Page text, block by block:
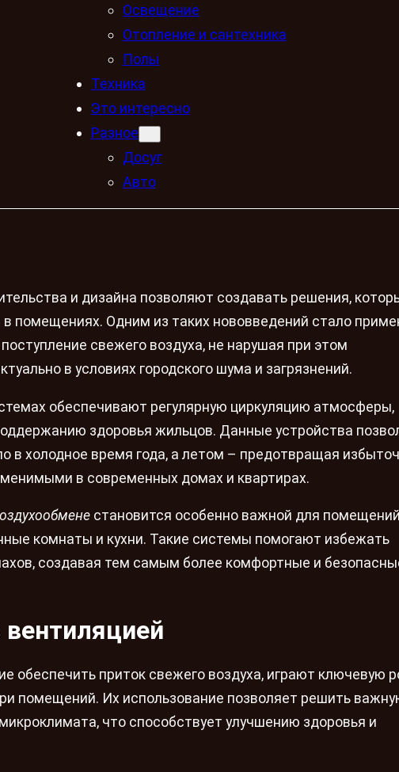
Освещение
Отопление и сантехника
Полы
Техника
Это интересно
Разное
Досуг
Авто
и дизайна позволяют создавать решения,
помещениях. Одним из таких нововведений стало
свежего воздуха, не нарушая при этом
в условиях городского шума и загрязнений.
обеспечивают регулярную циркуляцию атмосферы,
здоровья жильцов. Данные устройства
в холодное время года, а летом – предотвращая
в современных домах и квартирах.
становится особенно важной для
комнаты и кухни. Такие системы помогают избежать
создавая тем самым более комфортные и
обеспечить приток свежего воздуха, играют ключевую
помещений. Их использование позволяет решить
что способствует улучшению здоровья и